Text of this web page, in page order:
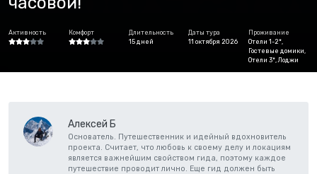
Активность Комфорт
Длительность
15 дней
Даты тура
11 октября 2026
Проживание
Отели 1-2*,
Гостевые домики,
Отели 3*, Лоджи
Алексей Б
Основатель. Путешественник и идейный вдохновитель
проекта. Считает, что любовь к своему делу и локациям
является важнейшим свойством гида, поэтому каждое
путешествие проводит лично. Еще гид должен быть